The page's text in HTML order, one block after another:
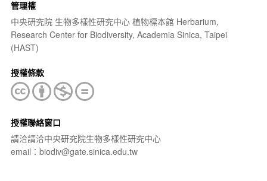
管理權
中央研究院 生物多樣性研究中心 植物標本館 Herbarium,
Research Center for Biodiversity, Academia Sinica, Taipei
(HAST)
授權條款
授權聯絡窗口
請洽請洽中央研究院生物多樣性研究中心
email：biodiv@gate.sinica.edu.tw